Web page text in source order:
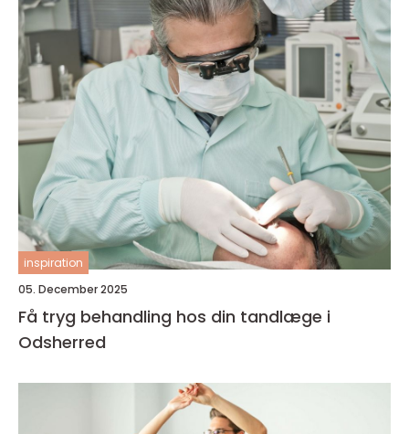
inspiration
05. December 2025
Få tryg behandling hos din tandlæge i
Odsherred